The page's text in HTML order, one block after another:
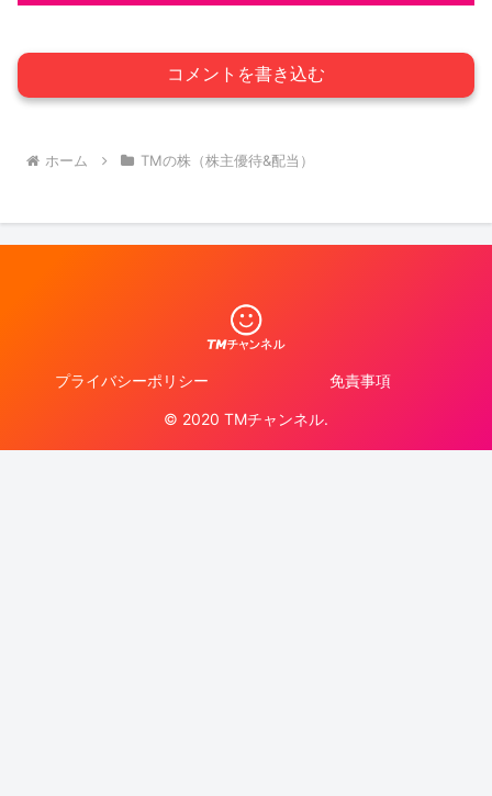
コメントを書き込む
ホーム TMの株（株主優待&配当）
プライバシーポリシー 免責事項
© 2020 TMチャンネル.